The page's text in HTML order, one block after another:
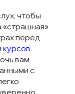
чтобы
«страшная»
перед
курсов
вам
с